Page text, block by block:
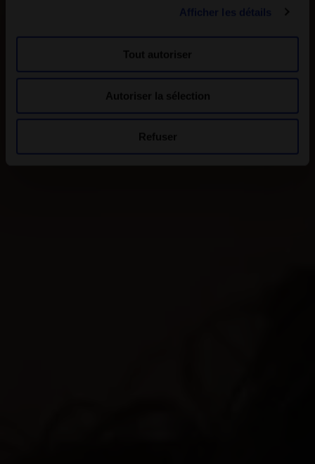
Afficher les détails
Tout autoriser
Autoriser la sélection
Refuser